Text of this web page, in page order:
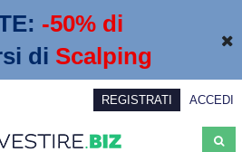
-50% di
di Scalping
REGISTRATI ACCEDI